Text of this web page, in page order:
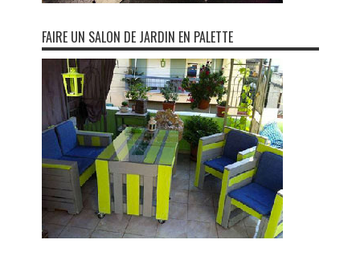
FAIRE UN SALON DE JARDIN EN PALETTE